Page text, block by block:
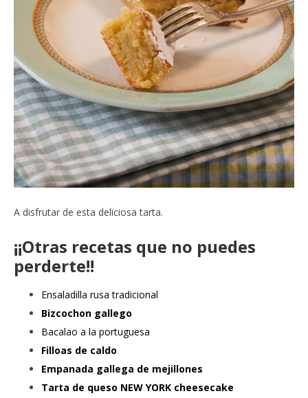
A disfrutar de esta deliciosa tarta.
¡¡Otras recetas que no puedes
perderte!!
Ensaladilla rusa tradicional
Bizcochon gallego
Bacalao a la portuguesa
Filloas de caldo
Empanada gallega de mejillones
Tarta de queso NEW YORK cheesecake